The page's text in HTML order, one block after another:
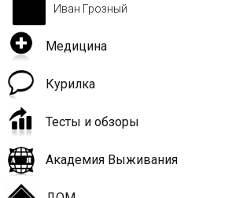
Иван Грозный
Медицина
Курилка
Тесты и обзоры
Академия Выживания